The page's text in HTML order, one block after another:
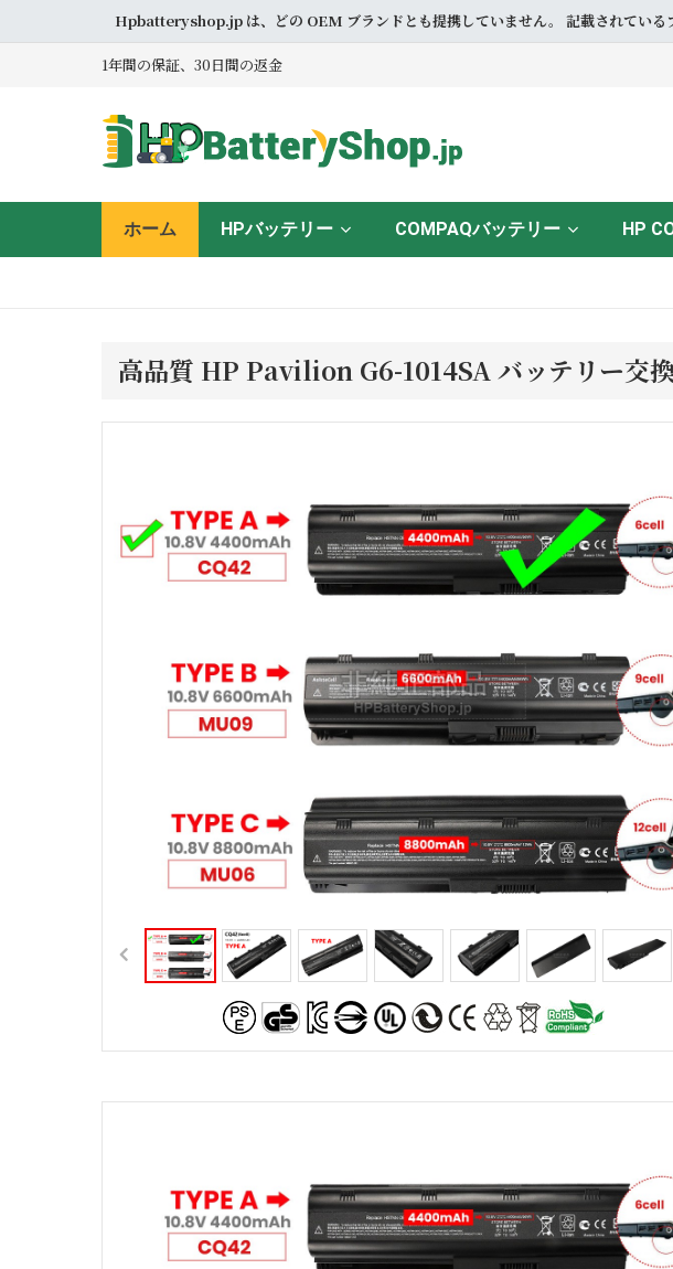
Hpbatteryshop.jp は、どの OEM ブランドとも提携していません。 記載されている
1年間の保証、30日間の返金
ホーム HPバッテリー COMPAQバッテリー HP
高品質 HP Pavilion G6-1014SA バッテリー交換